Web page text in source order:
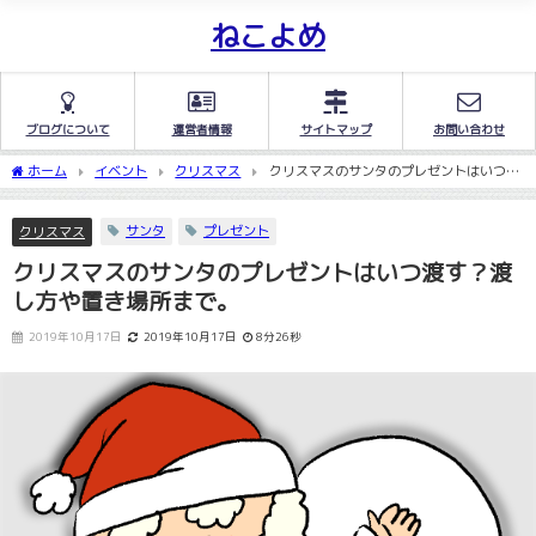
ねこよめ
ブログについて 運営者情報 サイトマップ お問い合わせ
ホーム イベント クリスマス
クリスマスのサンタのプレゼントはいつ渡
す？渡し方や置き場所まで。
クリスマス サンタ プレゼント
クリスマスのサンタのプレゼントはいつ渡す？渡
し方や置き場所まで。
2019年10月17日 2019年10月17日 8分26秒